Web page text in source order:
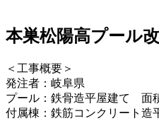
本巣松陽高プール
＜工事概要＞
発注者：岐阜県
プール：鉄骨造平屋建て 面
付属棟：鉄筋コンクリート